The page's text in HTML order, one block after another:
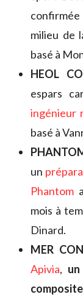
milieu de
basé à
HEOL
espars
ingénieur
basé à
un
Phantom
mois à
Dinard.
MER
Apivia,
composite